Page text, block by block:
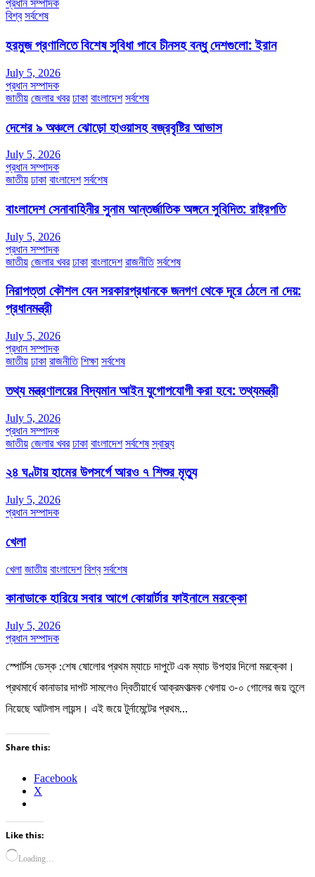
প্রধান সম্পাদক
বিশ্ব সর্বশেষ
হরমুজ প্রণালিতে বিশেষ সুবিধা পাবে চীনসহ বন্ধু দেশগুলো: ইরান
July 5, 2026
প্রধান সম্পাদক
জাতীয় জেলার খবর ঢাকা বাংলাদেশ সর্বশেষ
দেশের ৯ অঞ্চলে ঝোড়ো হাওয়াসহ বজ্রবৃষ্টির আভাস
July 5, 2026
প্রধান সম্পাদক
জাতীয় ঢাকা বাংলাদেশ সর্বশেষ
বাংলাদেশ সেনাবাহিনীর সুনাম আন্তর্জাতিক অঙ্গনে সুবিদিত: রাষ্ট্রপতি
July 5, 2026
প্রধান সম্পাদক
জাতীয় জেলার খবর ঢাকা বাংলাদেশ রাজনীতি সর্বশেষ
নিরাপত্তা কৌশল যেন সরকারপ্রধানকে জনগণ থেকে দূরে ঠেলে না দেয়:
প্রধানমন্ত্রী
July 5, 2026
প্রধান সম্পাদক
জাতীয় ঢাকা রাজনীতি শিক্ষা সর্বশেষ
তথ্য মন্ত্রণালয়ের বিদ্যমান আইন যুগোপযোগী করা হবে: তথ্যমন্ত্রী
July 5, 2026
প্রধান সম্পাদক
জাতীয় জেলার খবর ঢাকা বাংলাদেশ সর্বশেষ স্বাস্থ্য
২৪ ঘণ্টায় হামের উপসর্গে আরও ৭ শিশুর মৃত্যু
July 5, 2026
প্রধান সম্পাদক
খেলা
খেলা জাতীয় বাংলাদেশ বিশ্ব সর্বশেষ
কানাডাকে হারিয়ে সবার আগে কোয়ার্টার ফাইনালে মরক্কো
July 5, 2026
প্রধান সম্পাদক
স্পোর্টস ডেস্ক :শেষ ষোলোর প্রথম ম্যাচে দাপুটে এক ম্যাচ উপহার দিলো মরক্কো।
প্রথমার্ধে কানাডার দাপট সামলেও দ্বিতীয়ার্ধে আক্রমণাত্মক খেলায় ৩-০ গোলের জয় তুলে
নিয়েছে আটলাস লায়ন্স। এই জয়ে টুর্নামেন্টের প্রথম…
Share this:
Facebook
X
Like this:
Loading…